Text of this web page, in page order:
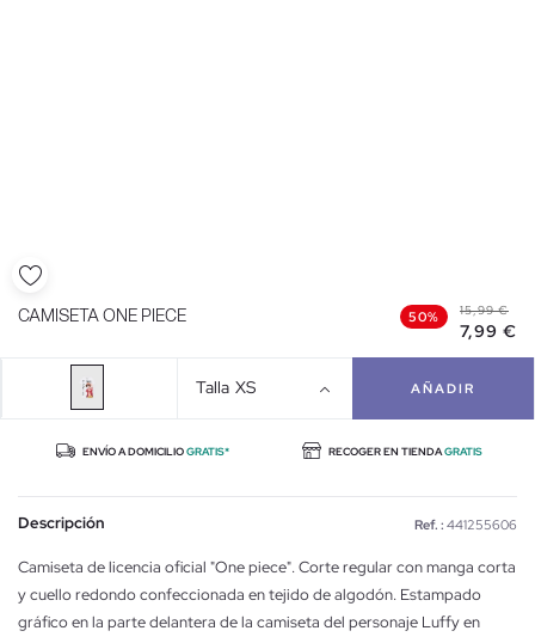
CAMISETA ONE PIECE 50% 15,99 €
7,99 €
Talla XS AÑADIR
ENVÍO A DOMICILIOGRATIS* RECOGER EN TIENDAGRATIS
Descripción Ref. : 441255606
Camiseta de licencia oficial "One piece". Corte regular con manga corta
y cuello redondo confeccionada en tejido de algodón. Estampado
gráfico en la parte delantera de la camiseta del personaje Luffy en